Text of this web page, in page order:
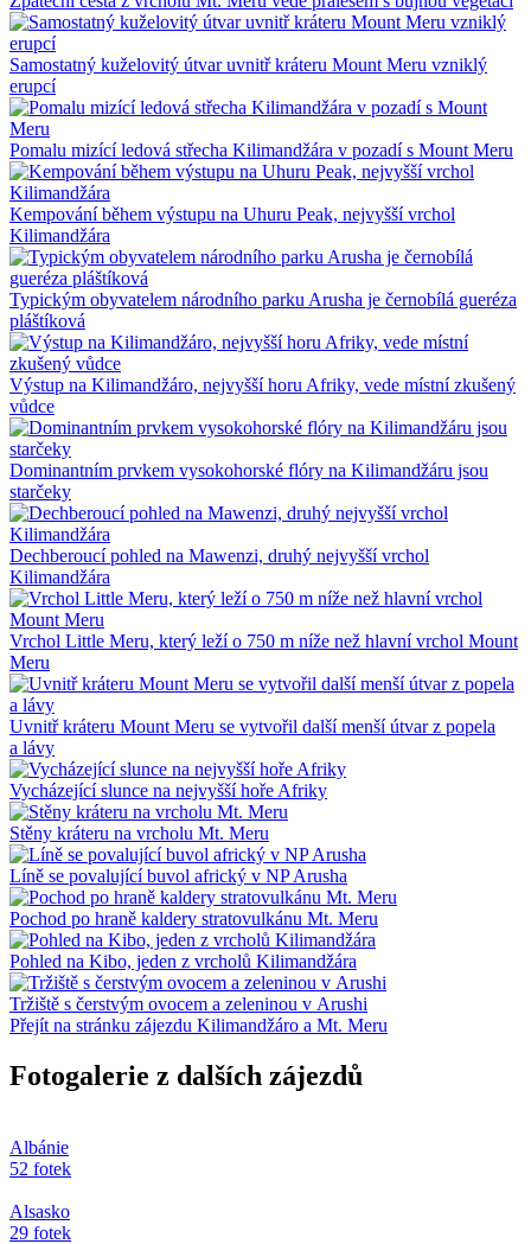
Samostatný kuželovitý útvar uvnitř kráteru Mount Meru vzniklý
erupcí
Pomalu mizící ledová střecha Kilimandžára v pozadí s Mount Meru
Kempování během výstupu na Uhuru Peak, nejvyšší vrchol
Kilimandžára
Typickým obyvatelem národního parku Arusha je černobílá gueréza
pláštíková
Výstup na Kilimandžáro, nejvyšší horu Afriky, vede místní zkušený
vůdce
Dominantním prvkem vysokohorské flóry na Kilimandžáru jsou
starčeky
Dechberoucí pohled na Mawenzi, druhý nejvyšší vrchol
Kilimandžára
Vrchol Little Meru, který leží o 750 m níže než hlavní vrchol Mount
Meru
Uvnitř kráteru Mount Meru se vytvořil další menší útvar z popela
a lávy
Vycházející slunce na nejvyšší hoře Afriky
Stěny kráteru na vrcholu Mt. Meru
Líně se povalující buvol africký v NP Arusha
Pochod po hraně kaldery stratovulkánu Mt. Meru
Pohled na Kibo, jeden z vrcholů Kilimandžára
Tržiště s čerstvým ovocem a zeleninou v Arushi
Přejít na stránku zájezdu Kilimandžáro a Mt. Meru
Fotogalerie z dalších zájezdů
Albánie
52 fotek
Alsasko
29 fotek